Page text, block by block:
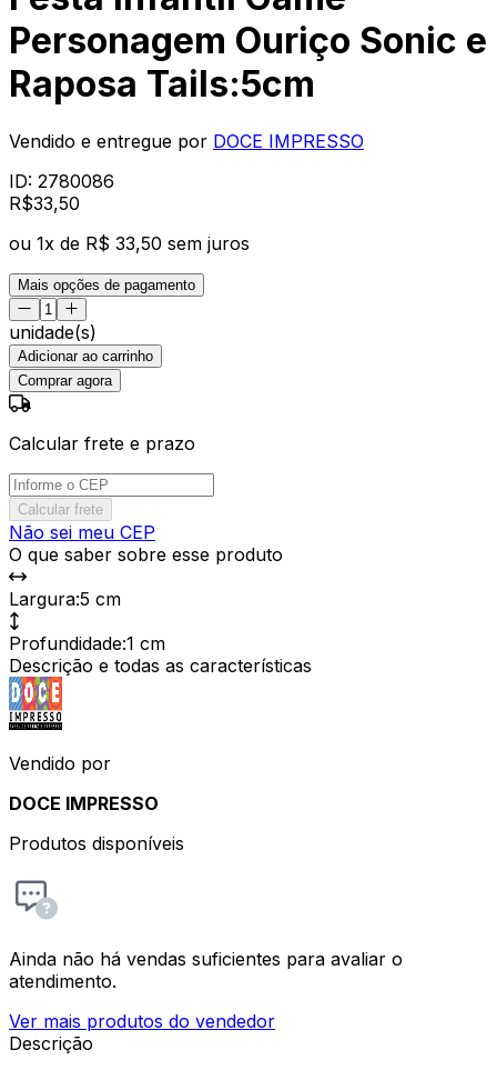
Personagem Ouriço Sonic e
Raposa Tails:5cm
Vendido e entregue por DOCE IMPRESSO
ID: 2780086
R$33,50
ou 1x de R$ 33,50 sem juros
Mais opções de pagamento
unidade(s)
Adicionar ao carrinho
Comprar agora
Calcular frete e prazo
Calcular frete
Não sei meu CEP
O que saber sobre esse produto
Largura:5 cm
Profundidade:1 cm
Descrição e todas as características
Vendido por
DOCE IMPRESSO
Produtos disponíveis
Ainda não há vendas suficientes para avaliar o
atendimento.
Ver mais produtos do vendedor
Descrição